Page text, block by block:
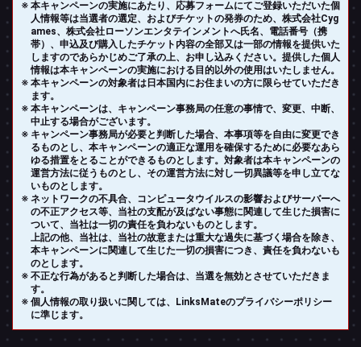
本キャンペーンの実施にあたり、応募フォームにてご登録いただいた個
人情報等は当選者の選定、およびチケットの発券のため、株式会社Cyg
ames、株式会社ローソンエンタテインメントへ氏名、電話番号（携
帯）、申込及び購入したチケット内容の全部又は一部の情報を提供いた
しますのであらかじめご了承の上、お申し込みください。提供した個人
情報は本キャンペーンの実施における目的以外の使用はいたしません。
本キャンペーンの対象者は日本国内にお住まいの方に限らせていただき
ます。
本キャンペーンは、キャンペーン事務局の任意の事情で、変更、中断、
中止する場合がございます。
キャンペーン事務局が必要と判断した場合、本事項等を自由に変更でき
るものとし、本キャンペーンの適正な運用を確保するために必要なあら
ゆる措置をとることができるものとします。対象者は本キャンペーンの
運営方法に従うものとし、その運営方法に対し一切異議等を申し立てな
いものとします。
ネットワークの不具合、コンピュータウイルスの影響およびサーバーへ
の不正アクセス等、当社の支配が及ばない事態に関連して生じた損害に
ついて、当社は一切の責任を負わないものとします。
上記の他、当社は、当社の故意または重大な過失に基づく場合を除き、
本キャンペーンに関連して生じた一切の損害につき、責任を負わないも
のとします。
不正な行為があると判断した場合は、当選を無効とさせていただきま
す。
個人情報の取り扱いに関しては、LinksMateのプライバシーポリシー
に準じます。